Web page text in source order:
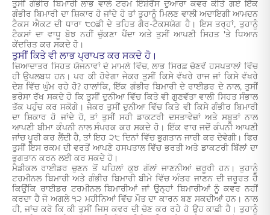
ਤੁਸੀਂ ਗੰਭੀਰ ਬਿਮਾਰੀ ਲਾਭ ਵਾਲੇ ਟਰਮ ਇੰਸ਼ੋਰੈਂਸ ਦੁਆਰਾ ਕਵਰ ਕੀਤੇ ਗਏ ਇੱਕ
ਗੰਭੀਰ ਬਿਮਾਰੀ ਦਾ ਸ਼ਿਕਾਰ ਹੋ ਜਾਂਦੇ ਹੋ ਤਾਂ ਤੁਹਾਨੂੰ ਮਿਲਣ ਵਾਲੀ ਅਦਾਇਗੀ ਆਮਦਨ
ਟੈਕਸ ਐਕਟ ਦੀ ਧਾਰਾ ੮੦ਡੀ ਦੇ ਤਹਿਤ ਗੈਰ-ਟੈਕਸਯੋਗ ਹੈ। ਇਸ ਤਰ੍ਹਾਂ, ਤੁਹਾਨੂੰ
ਟੈਕਸਾਂ ਦਾ ਵਾਧੂ ਬੋਝ ਨਹੀਂ ਚੁੱਕਣਾ ਪੈਂਦਾ ਅਤੇ ਤੁਸੀਂ ਆਪਣੀ ਸਿਹਤ 'ਤੇ ਧਿਆਨ
ਕੇਂਦਰਿਤ ਕਰ ਸਕਦੇ ਹੋ।
ਤੁਸੀਂ ਕਿਤੇ ਵੀ ਲਾਭ ਪ੍ਰਾਪਤ ਕਰ ਸਕਦੇ ਹੋ।
ਜ਼ਿਆਦਾਤਰ ਸਿਹਤ ਯੋਜਨਾਵਾਂ ਦੇ ਮਾਮਲੇ ਵਿੱਚ, ਲਾਭ ਸਿਰਫ਼ ਚੋਣਵੇਂ ਹਸਪਤਾਲਾਂ ਵਿੱਚ
ਹੀ ਉਪਲਬਧ ਹਨ। ਪਰ ਕੀ ਹੋਵੇਗਾ ਜੇਕਰ ਤੁਸੀਂ ਕਿਸੇ ਵੱਖਰੇ ਰਾਜ ਜਾਂ ਕਿਸੇ ਵੱਖਰੇ
ਦੇਸ਼ ਵਿੱਚ ਘੁੰਮ ਰਹੇ ਹੋ? ਹਾਲਾਂਕਿ, ਇੱਕ ਗੰਭੀਰ ਬਿਮਾਰੀ ਦੇ ਰਾਈਡਰ ਦੇ ਨਾਲ, ਤੁਸੀਂ
ਭਰੋਸਾ ਰੱਖ ਸਕਦੇ ਹੋ ਕਿ ਤੁਸੀਂ ਦੁਨੀਆ ਵਿੱਚ ਕਿਤੇ ਵੀ ਗੁਣਵੱਤਾ ਵਾਲੀ ਸਿਹਤ ਸੰਭਾਲ
ਤੱਕ ਪਹੁੰਚ ਕਰ ਸਕੋਗੇ। ਜੇਕਰ ਤੁਸੀਂ ਦੁਨੀਆ ਵਿੱਚ ਕਿਤੇ ਵੀ ਕਿਸੇ ਗੰਭੀਰ ਬਿਮਾਰੀ
ਦਾ ਸ਼ਿਕਾਰ ਹੋ ਜਾਂਦੇ ਹੋ, ਤਾਂ ਤੁਸੀਂ ਸਹੀ ਡਾਕਟਰੀ ਦਸਤਾਵੇਜ਼ਾਂ ਅਤੇ ਸਬੂਤਾਂ ਨਾਲ
ਆਪਣੀ ਬੀਮਾ ਕੰਪਨੀ ਨਾਲ ਸੰਪਰਕ ਕਰ ਸਕਦੇ ਹੋ। ਇੱਕ ਵਾਰ ਜਦੋਂ ਕੰਪਨੀ ਆਪਣੀ
ਜਾਂਚ ਪੂਰੀ ਕਰ ਲੈਂਦੀ ਹੈ, ਤਾਂ ਇਹ ੨੮ ਦਿਨਾਂ ਵਿੱਚ ਭੁਗਤਾਨ ਜਾਰੀ ਕਰ ਦੇਵੇਗੀ। ਫਿਰ
ਤੁਸੀਂ ਇਸ ਰਕਮ ਦੀ ਵਰਤੋਂ ਆਪਣੇ ਹਸਪਤਾਲ ਵਿੱਚ ਭਰਤੀ ਅਤੇ ਡਾਕਟਰੀ ਬਿੱਲਾਂ ਦਾ
ਭੁਗਤਾਨ ਕਰਨ ਲਈ ਕਰ ਸਕਦੇ ਹੋ।
ਮੈਡੀਕਲ ਰਾਈਡਰ ਚੁਣਨ ਤੋਂ ਪਹਿਲਾਂ ਕੁਝ ਗੱਲਾਂ ਜਾਣਨੀਆਂ ਜ਼ਰੂਰੀ ਹਨ। ਤੁਹਾਨੂੰ
ਟਰਮੀਨਲ ਬਿਮਾਰੀ ਅਤੇ ਗੰਭੀਰ ਬਿਮਾਰੀ ਬੀਮੇ ਵਿੱਚ ਅੰਤਰ ਜਾਣਨ ਦੀ ਜ਼ਰੂਰਤ ਹੈ
ਕਿਉਂਕਿ ਰਾਈਡਰ ਟਰਮੀਨਲ ਬਿਮਾਰੀਆਂ ਜਾਂ ਉਨ੍ਹਾਂ ਬਿਮਾਰੀਆਂ ਨੂੰ ਕਵਰ ਨਹੀਂ
ਕਰਦਾ ਹੈ ਜੋ ਅਗਲੇ ੧੨ ਮਹੀਨਿਆਂ ਵਿੱਚ ਮੌਤ ਦਾ ਕਾਰਨ ਬਣ ਸਕਦੀਆਂ ਹਨ। ਨਾਲ
ਹੀ, ਜਾਂਚ ਕਰੋ ਕਿ ਕੀ ਤੁਸੀਂ ਜਿਸ ਕਵਰ ਦੀ ਚੋਣ ਕਰ ਰਹੇ ਹੋ ਉਹ ਕਾਫ਼ੀ ਹੈ। ਤੁਹਾਨੂੰ